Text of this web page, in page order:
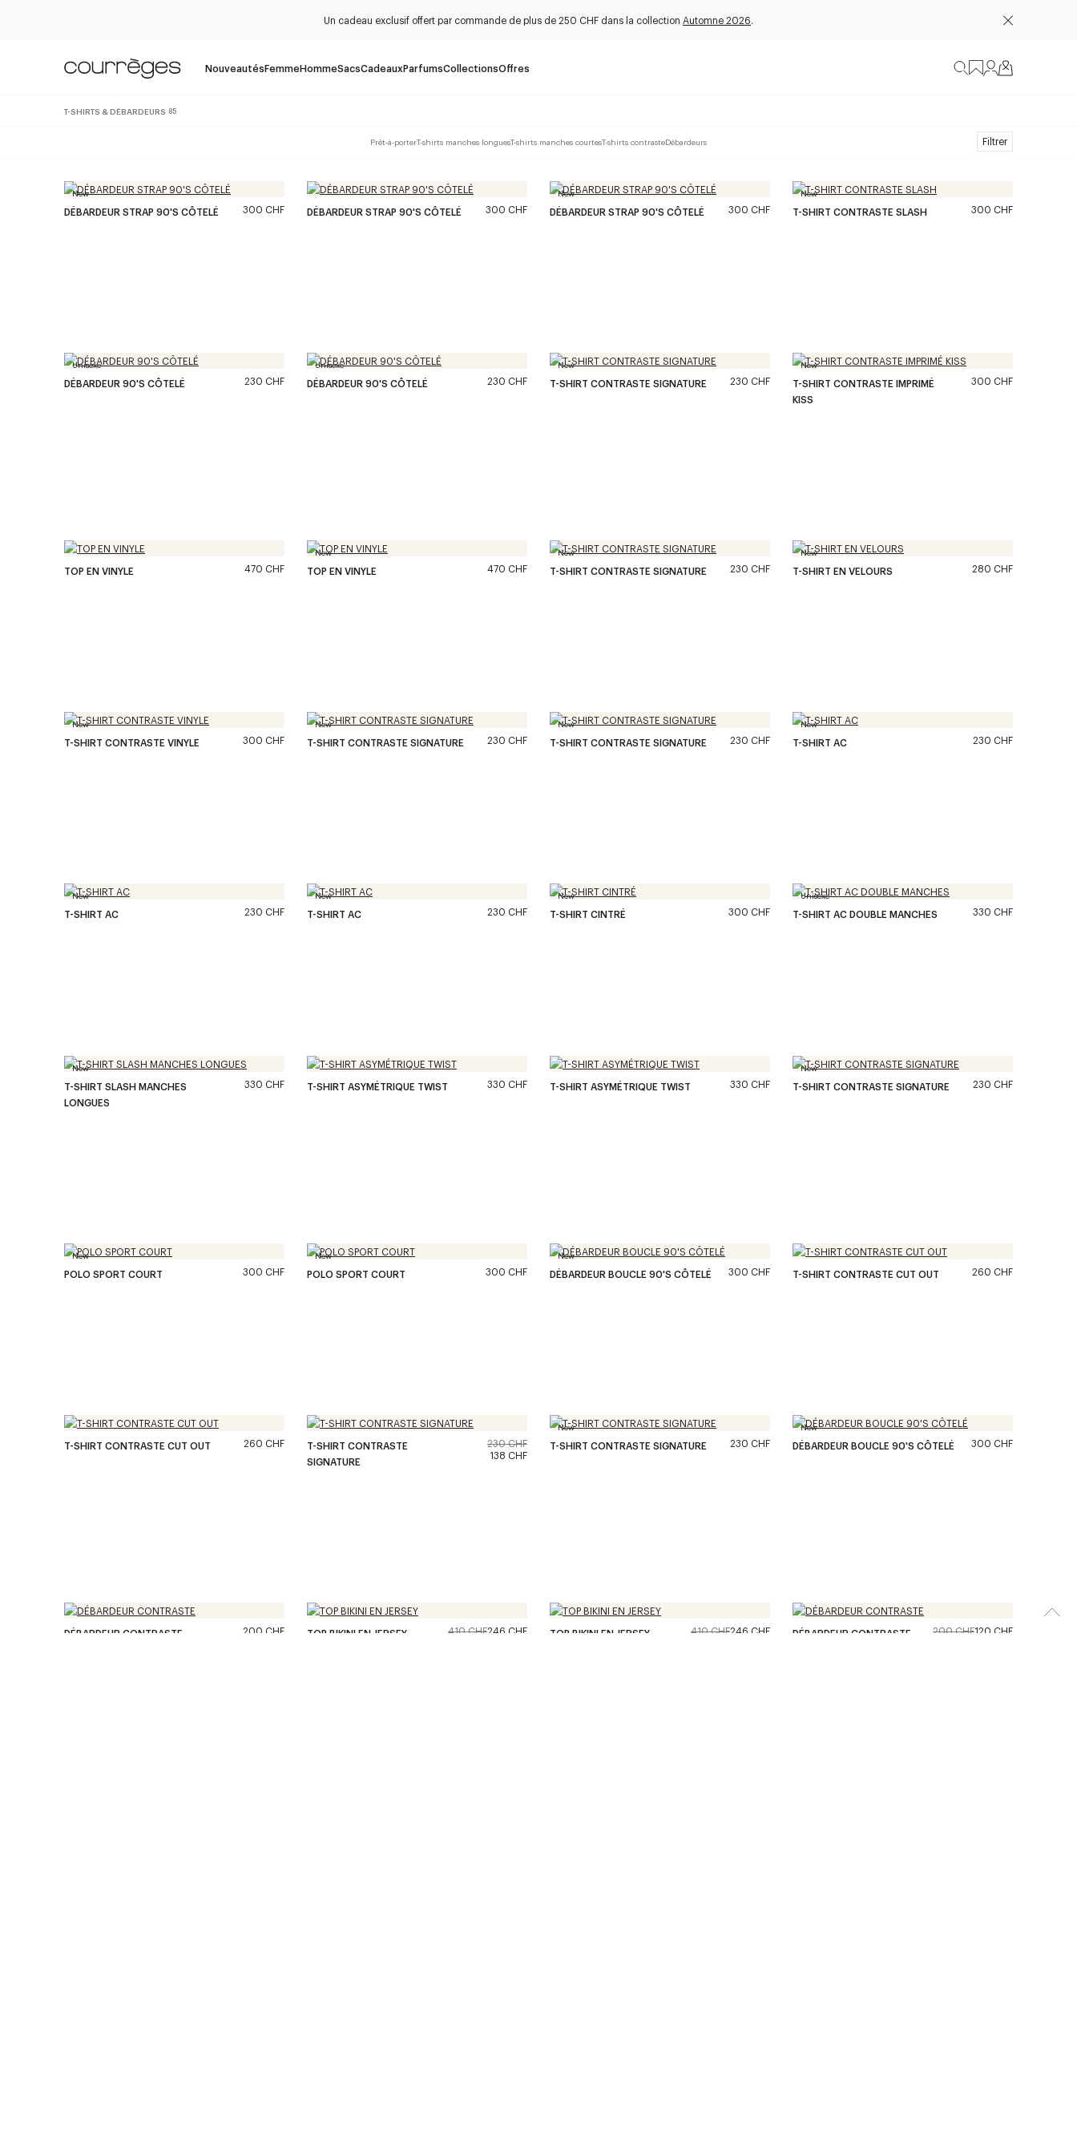
Un cadeau exclusif offert par commande de plus de 250 CHF dans la collection Automne 2026.
NouveautésFemmeHommeSacsCadeauxParfumsCollectionsOffres
T-SHIRTS & DÉBARDEURS 85
Prêt-à-porterT-shirts manches longuesT-shirts manches courtesT-shirts contrasteDébardeurs Filtrer
New
DÉBARDEUR STRAP 90'S CÔTELÉ 300 CHF DÉBARDEUR STRAP 90'S CÔTELÉ 300 CHF
New
DÉBARDEUR STRAP 90'S CÔTELÉ 300 CHF
New
T-SHIRT CONTRASTE SLASH 300 CHF
Unisexe
DÉBARDEUR 90'S CÔTELÉ 230 CHF
Unisexe
DÉBARDEUR 90'S CÔTELÉ 230 CHF
New
T-SHIRT CONTRASTE SIGNATURE 230 CHF
New
T-SHIRT CONTRASTE IMPRIMÉ
KISS
300 CHF
TOP EN VINYLE 470 CHF
New
TOP EN VINYLE 470 CHF
New
T-SHIRT CONTRASTE SIGNATURE 230 CHF
New
T-SHIRT EN VELOURS 280 CHF
New
T-SHIRT CONTRASTE VINYLE 300 CHF
New
T-SHIRT CONTRASTE SIGNATURE 230 CHF
New
T-SHIRT CONTRASTE SIGNATURE 230 CHF
New
T-SHIRT AC 230 CHF
New
T-SHIRT AC 230 CHF
New
T-SHIRT AC 230 CHF
New
T-SHIRT CINTRÉ 300 CHF
Unisexe
T-SHIRT AC DOUBLE MANCHES 330 CHF
New
T-SHIRT SLASH MANCHES
LONGUES
330 CHF T-SHIRT ASYMÉTRIQUE TWIST 330 CHF T-SHIRT ASYMÉTRIQUE TWIST 330 CHF
New
T-SHIRT CONTRASTE SIGNATURE 230 CHF
New
POLO SPORT COURT 300 CHF
New
POLO SPORT COURT 300 CHF
New
DÉBARDEUR BOUCLE 90'S CÔTELÉ 300 CHF T-SHIRT CONTRASTE CUT OUT 260 CHF
T-SHIRT CONTRASTE CUT OUT 260 CHF
T-SHIRT CONTRASTE
SIGNATURE
230 CHF
138 CHF
New
T-SHIRT CONTRASTE SIGNATURE 230 CHF
New
DÉBARDEUR BOUCLE 90'S CÔTELÉ 300 CHF
DÉBARDEUR CONTRASTE 200 CHF TOP BIKINI EN JERSEY 410 CHF246 CHF TOP BIKINI EN JERSEY 410 CHF246 CHF DÉBARDEUR CONTRASTE 200 CHF120 CHF